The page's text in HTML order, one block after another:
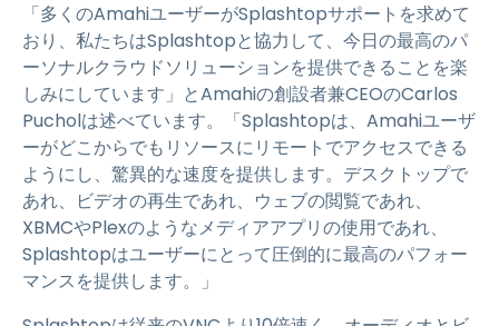
「多くのAmahiユーザーがSplashtopサポートを求めて
おり、私たちはSplashtopと協力して、今日の最高のパ
ーソナルクラウドソリューションを提供できることを楽
しみにしています」とAmahiの創設者兼CEOのCarlos
Pucholは述べています。「Splashtopは、Amahiユーザ
ーがどこからでもリソースにリモートでアクセスできる
ようにし、驚異的な速度を提供します。デスクトップで
あれ、ビデオの再生であれ、ウェブの閲覧であれ、
XBMCやPlexのようなメディアアプリの使用であれ、
Splashtopはユーザーにとって圧倒的に最高のパフォー
マンスを提供します。」